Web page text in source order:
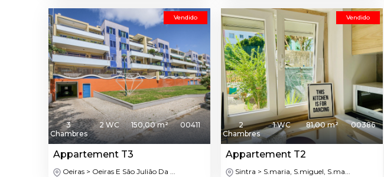
Vendido
3
Chambres
2 WC 150,00 m² 00411
Appartement T3
Oeiras > Oeiras E São Julião Da ...
Vendido
2
Chambres
1 WC 81,00 m² 00386
Appartement T2
Sintra > S.maria, S.miguel, S.ma...